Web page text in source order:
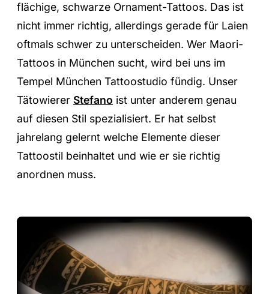
flächige, schwarze Ornament-Tattoos. Das ist
nicht immer richtig, allerdings gerade für Laien
oftmals schwer zu unterscheiden. Wer Maori-
Tattoos in München sucht, wird bei uns im
Tempel München Tattoostudio fündig. Unser
Tätowierer Stefano ist unter anderem genau
auf diesen Stil spezialisiert. Er hat selbst
jahrelang gelernt welche Elemente dieser
Tattoostil beinhaltet und wie er sie richtig
anordnen muss.